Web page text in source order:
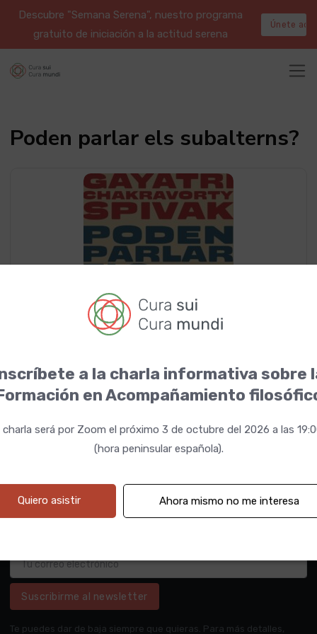
Descubre "Semana Serena", nuestro programa
gratuito de iniciación a la actitud serena
Únete aquí
Poden parlar els subalterns?
Suscribirme al newsletter
Te puedes dar de baja siempre que quieras. Para más detalles,
a la charla informativa sobre
en Acompañamiento
charla será por Zoom el próximo 3 de octubre del 2026 a las
(hora peninsular española).
Quiero asistir Ahora mismo no me interesa